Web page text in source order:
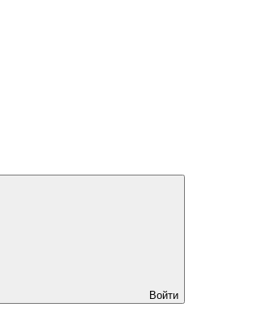
Войти